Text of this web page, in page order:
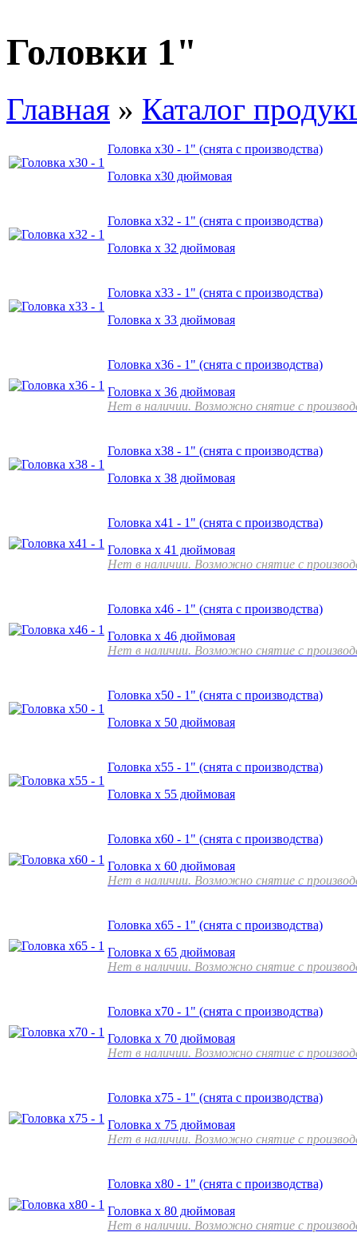
Головки 1"
Главная » Каталог
Головка х30 - 1" (снята с производства)
Головка х30 дюймовая
Головка х32 - 1" (снята с производства)
Головка х 32 дюймовая
Головка х33 - 1" (снята с производства)
Головка х 33 дюймовая
Головка х36 - 1" (снята с производства)
Головка х 36 дюймовая
Нет в наличии. Возможно снятие с
Головка х38 - 1" (снята с производства)
Головка х 38 дюймовая
Головка х41 - 1" (снята с производства)
Головка х 41 дюймовая
Нет в наличии. Возможно снятие с
Головка х46 - 1" (снята с производства)
Головка х 46 дюймовая
Нет в наличии. Возможно снятие с
Головка х50 - 1" (снята с производства)
Головка х 50 дюймовая
Головка х55 - 1" (снята с производства)
Головка х 55 дюймовая
Головка х60 - 1" (снята с производства)
Головка х 60 дюймовая
Нет в наличии. Возможно снятие с
Головка х65 - 1" (снята с производства)
Головка х 65 дюймовая
Нет в наличии. Возможно снятие с
Головка х70 - 1" (снята с производства)
Головка х 70 дюймовая
Нет в наличии. Возможно снятие с
Головка х75 - 1" (снята с производства)
Головка х 75 дюймовая
Нет в наличии. Возможно снятие с
Головка х80 - 1" (снята с производства)
Головка х 80 дюймовая
Нет в наличии. Возможно снятие с